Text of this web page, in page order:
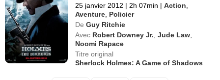
25 janvier 2012 | 2h 07min | Action
Aventure Policier
De Guy Ritchie
Avec Robert Downey Jr. ,Jude Law
Noomi Rapace
Titre original
Sherlock Holmes: A Game of Shadows